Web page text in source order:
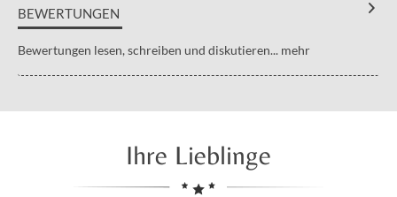
BEWERTUNGEN
Bewertungen lesen, schreiben und diskutieren... mehr
Ihre Lieblinge